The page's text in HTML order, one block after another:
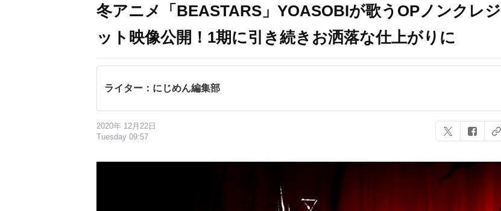
冬アニメ「BEASTARS」YOASOBIが歌うOPノンクレジ
ット映像公開！1期に引き続きお洒落な仕上がりに
ライター：にじめん編集部
2020年 12月22日
Tuesday 09:57